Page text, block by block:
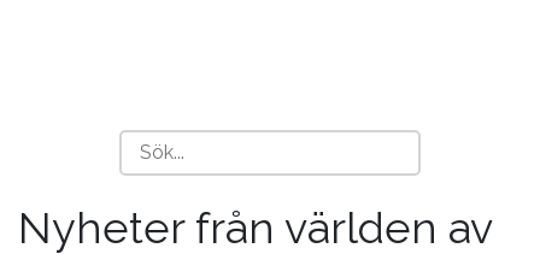
Nyheter från världen av